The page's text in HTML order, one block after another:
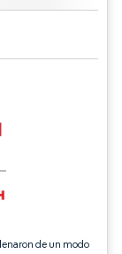
de un modo
según CC BY 4.0.